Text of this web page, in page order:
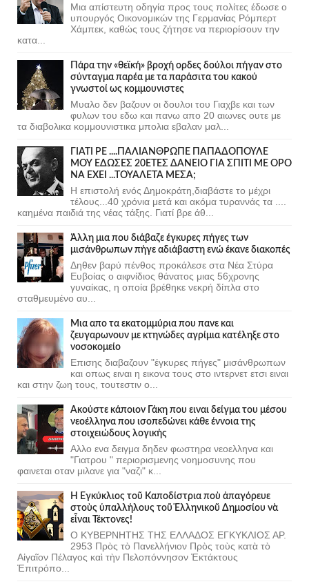
Μια απίστευτη οδηγία προς τους πολίτες έδωσε ο
υπουργός Οικονομικών της Γερμανίας Ρόμπερτ
Χάμπεκ, καθώς τους ζήτησε να περιορίσουν την
κατα...
Πάρα την «θεϊκή» βροχή ορδες δούλοι πήγαν στο
σύνταγμα παρέα με τα παράσιτα του κακού
γνωστοί ως κομμουνιστες
Μυαλο δεν βαζουν οι δουλοι του Γιαχβε και των
φυλων του εδω και πανω απο 20 αιωνες ουτε με
τα διαβολικα κομμουνιστικα μπολια εβαλαν μαλ...
ΓΙΑΤΙ ΡΕ ....ΠΑΛΙΑΝΘΡΩΠΕ ΠΑΠΑΔΟΠΟΥΛΕ
ΜΟΥ ΕΔΩΣΕΣ 20ΕΤΕΣ ΔΑΝΕΙΟ ΓΙΑ ΣΠΙΤΙ ΜΕ ΟΡΟ
ΝΑ ΕΧΕΙ ...ΤΟΥΑΛΕΤΑ ΜΕΣΑ;
Η επιστολή ενός Δημοκράτη,διαβάστε το μέχρι
τέλους...40 χρόνια μετά και ακόμα τυραννάς τα ....
καημένα παιδιά της νέας τάξης. Γιατί βρε άθ...
Άλλη μια που διάβαζε έγκυρες πήγες των
μισάνθρωπων πήγε αδιάβαστη ενώ έκανε διακοπές
Δηθεν βαρύ πένθος προκάλεσε στα Νέα Στύρα
Ευβοίας ο αιφνίδιος θάνατος μιας 56χρονης
γυναίκας, η οποία βρέθηκε νεκρή δίπλα στο
σταθμευμένο αυ...
Μια απο τα εκατομμύρια που πανε και
ζευγαρωνουν με κτηνώδες αγρίμια κατέληξε στο
νοσοκομείο
Επισης διαβαζουν "έγκυρες πήγες" μισάνθρωπων
και οπως ειναι η εικονα τους στο ιντερνετ ετσι ειναι
και στην ζωη τους, τουτεστιν ο...
Ακούστε κάποιον Γάκη που ειναι δείγμα του μέσου
νεοέλληνα που ισοπεδώνει κάθε έννοια της
στοιχειώδους λογικής
Αλλο ενα δειγμα δηδεν φωστηρα νεοελληνα και
"Γιατρου " περιορισμενης νοημοσυνης που
φαινεται οταν μιλανε για "ναζι" κ...
Ἡ Ἐγκύκλιος τοῦ Καποδίστρια ποὺ ἀπαγόρευε
στοὺς ὑπαλλήλους τοῦ Ἑλληνικοῦ Δημοσίου νὰ
εἶναι Τέκτονες!
Ο ΚΥΒΕΡΝΗΤΗΣ ΤΗΣ ΕΛΛΑΔΟΣ ΕΓΚΥΚΛΙΟΣ ΑΡ.
2953 Πρὸς τὸ Πανελλήνιον Πρὸς τοὺς κατὰ τὸ
Αἰγαῖον Πέλαγος καὶ τὴν Πελοπόννησον Ἐκτάκτους
Ἐπιτρόπο...